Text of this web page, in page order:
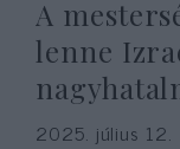
A
lenne
2025. július 12.